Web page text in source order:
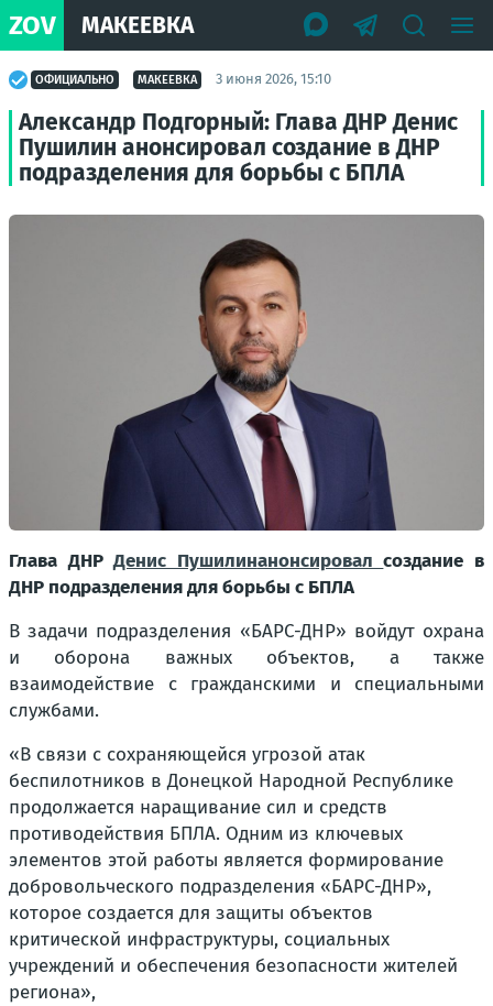
ZOV МАКЕЕВКА
ОФИЦИАЛЬНО МАКЕЕВКА 3 июня 2026, 15:10
Александр Подгорный: Глава ДНР Денис
Пушилин анонсировал создание в ДНР
подразделения для борьбы с БПЛА
Глава ДНРДенис Пушилинанонсировалсоздание в
ДНР подразделения для борьбы с БПЛА
В задачи подразделения «БАРС-ДНР» войдут охрана
и оборона важных объектов, а также
взаимодействие с гражданскими и специальными
службами.
«В связи с сохраняющейся угрозой атак
беспилотников в Донецкой Народной Республике
продолжается наращивание сил и средств
противодействия БПЛА. Одним из ключевых
элементов этой работы является формирование
добровольческого подразделения «БАРС-ДНР»,
которое создается для защиты объектов
критической инфраструктуры, социальных
учреждений и обеспечения безопасности жителей
региона»,